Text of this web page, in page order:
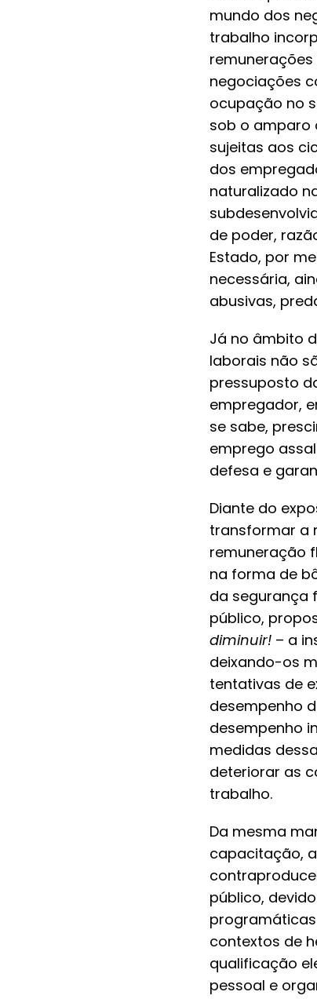
mundo dos
trabalho
negociações
ocupação no
sob o amparo
sujeitas aos
dos
naturalizado
de poder,
Estado, por
necessária,
abusivas,
Já no âmbito
laborais não
pressuposto
empregador,
se sabe,
emprego
defesa e
Diante do
transformar a
remuneração
na forma de
da segurança
público,
diminuir!– a
deixando-os
tentativas de
desempenho
desempenho
medidas
deteriorar as
trabalho.
Da mesma
capacitação,
público,
contextos de
qualificação
pessoal e